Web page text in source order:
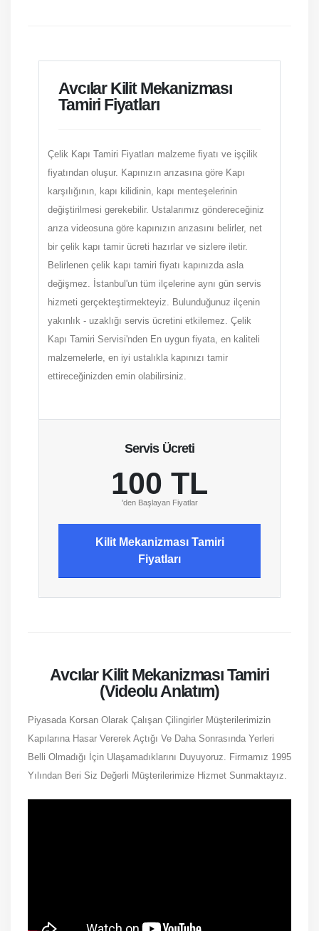
Avcılar Kilit Mekanizması
Tamiri Fiyatları
Çelik Kapı Tamiri Fiyatları malzeme fiyatı ve işçilik
fiyatından oluşur. Kapınızın arızasına göre Kapı
karşılığının, kapı kilidinin, kapı menteşelerinin
değiştirilmesi gerekebilir. Ustalarımız göndereceğiniz
arıza videosuna göre kapınızın arızasını belirler, net
bir çelik kapı tamir ücreti hazırlar ve sizlere iletir.
Belirlenen çelik kapı tamiri fiyatı kapınızda asla
değişmez. İstanbul'un tüm ilçelerine aynı gün servis
hizmeti gerçekteştirmekteyiz. Bulunduğunuz ilçenin
yakınlık - uzaklığı servis ücretini etkilemez. Çelik
Kapı Tamiri Servisi'nden En uygun fiyata, en kaliteli
malzemelerle, en iyi ustalıkla kapınızı tamir
ettireceğinizden emin olabilirsiniz.
Servis Ücreti
100 TL
'den Başlayan Fiyatlar
Kilit Mekanizması Tamiri
Fiyatları
Avcılar Kilit Mekanizması Tamiri
(Videolu Anlatım)
Piyasada Korsan Olarak Çalışan Çilingirler Müşterilerimizin
Kapılarına Hasar Vererek Açtığı Ve Daha Sonrasında Yerleri
Belli Olmadığı İçin Ulaşamadıklarını Duyuyoruz. Firmamız 1995
Yılından Beri Siz Değerli Müşterilerimize Hizmet Sunmaktayız.